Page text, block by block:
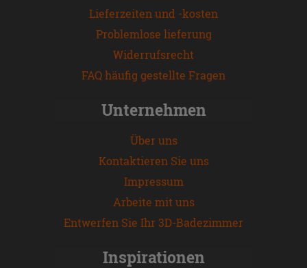
Lieferzeiten und -kosten
Problemlose lieferung
Widerrufsrecht
FAQ häufig gestellte Fragen
Unternehmen
Über uns
Kontaktieren Sie uns
Impressum
Arbeite mit uns
Entwerfen Sie Ihr 3D-Badezimmer
Inspirationen